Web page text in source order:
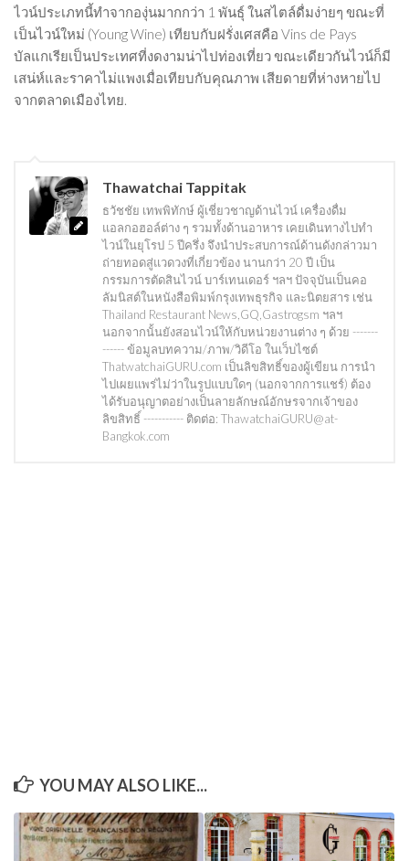
ไวน์ประเภทนี้ทำจากองุ่นมากกว่า 1 พันธุ์ ในสไตล์ดื่มง่ายๆ ขณะที่
เป็นไวน์ใหม่ (Young Wine) เทียบกับฝรั่งเศสคือ Vins de Pays
บัลแกเรียเป็นประเทศที่งดงามน่าไปท่องเที่ยว ขณะเดียวกันไวน์ก็มี
เสน่ห์และราคาไม่แพงเมื่อเทียบกับคุณภาพ เสียดายที่ห่างหายไป
จากตลาดเมืองไทย.
Thawatchai Tappitak
ธวัชชัย เทพพิทักษ์ ผู้เชี่ยวชาญด้านไวน์ เครื่องดื่ม
แอลกอฮอล์ต่าง ๆ รวมทั้งด้านอาหาร เคยเดินทางไปทำ
ไวน์ในยุโรป 5 ปีครึ่ง จึงนำประสบการณ์ด้านดังกล่าวมา
ถ่ายทอดสู่แวดวงที่เกี่ยวข้อง นานกว่า 20 ปี เป็น
กรรมการตัดสินไวน์ บาร์เทนเดอร์ ฯลฯ ปัจจุบันเป็นคอ
ลัมนิสต์ในหนังสือพิมพ์กรุงเทพธุรกิจ และนิตยสาร เช่น
Thailand Restaurant News,GQ,Gastrogsm ฯลฯ
นอกจากนั้นยังสอนไวน์ให้กับหน่วยงานต่าง ๆ ด้วย -------
------ ข้อมูลบทความ/ภาพ/วิดีโอ ในเว็บไซต์
ThatwatchaiGURU.com เป็นลิขสิทธิ์ของผู้เขียน การนำ
ไปเผยแพร่ไม่ว่าในรูปแบบใดๆ (นอกจากการแชร์) ต้อง
ได้รับอนุญาตอย่างเป็นลายลักษณ์อักษรจากเจ้าของ
ลิขสิทธิ์ ----------- ติดต่อ: ThawatchaiGURU@at-
Bangkok.com
YOU MAY ALSO LIKE...